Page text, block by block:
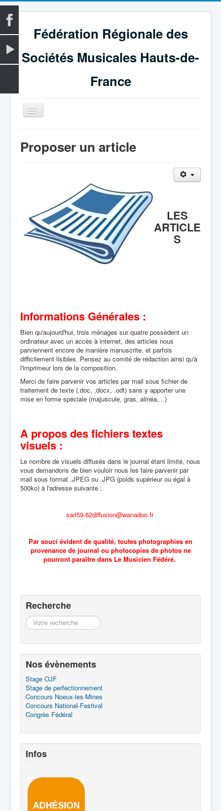
Fédération Régionale des
Sociétés Musicales Hauts-de-
France
Basculer
la
La Fédération
Le Magazine
Les Médailles
Boîte à Outils
Proposer un article
LES
ARTICLE
S
Informations Générales :
Bien qu'aujourd'hui, trois ménages sur quatre possèdent un
ordinateur avec un accès à internet, des articles nous
parviennent encore de manière manuscrite, et parfois
difficilement lisibles. Pensez au comité de rédaction ainsi qu'à
l'imprimeur lors de la composition.
Merci de faire parvenir vos articles par mail sous fichier de
traitement de texte (.doc, .docx, .odt) sans y apporter une
mise en forme spéciale (majuscule, gras, alinéa,...)
A propos des fichiers textes
visuels :
Le nombre de visuels diffusés dans le journal étant limité, nous
vous demandons de bien vouloir nous les faire parvenir par
mail sous format .JPEG ou .JPG (poids supérieur ou égal à
500ko) à l'adresse suivante :
sarl59.62diffusion@wanadoo.fr
Par souci évident de qualité, toutes photographies en
provenance de journal ou photocopies de photos ne
pourront paraître dans Le Musicien Fédéré.
Recherche
Recherche
Nos évènements
Stage OJF
Stage de perfectionnement
Concours Noeux-les-Mines
Concours National-Festival
Congrès Fédéral
Infos